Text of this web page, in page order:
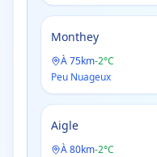
Monthey
À75km-2°C
Peu Nuageux
Aigle
À80km-2°C